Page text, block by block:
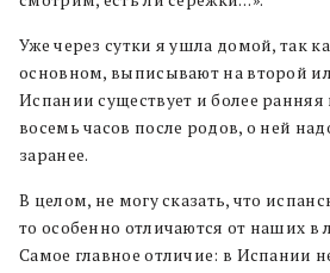
Уже через сутки я ушла домой, так
основном, выписывают на второй
Испании существует и более ранняя
восемь часов после родов, о ней
заранее.
В целом, не могу сказать, что
то особенно отличаются от наших в
Самое главное отличие: в Испании